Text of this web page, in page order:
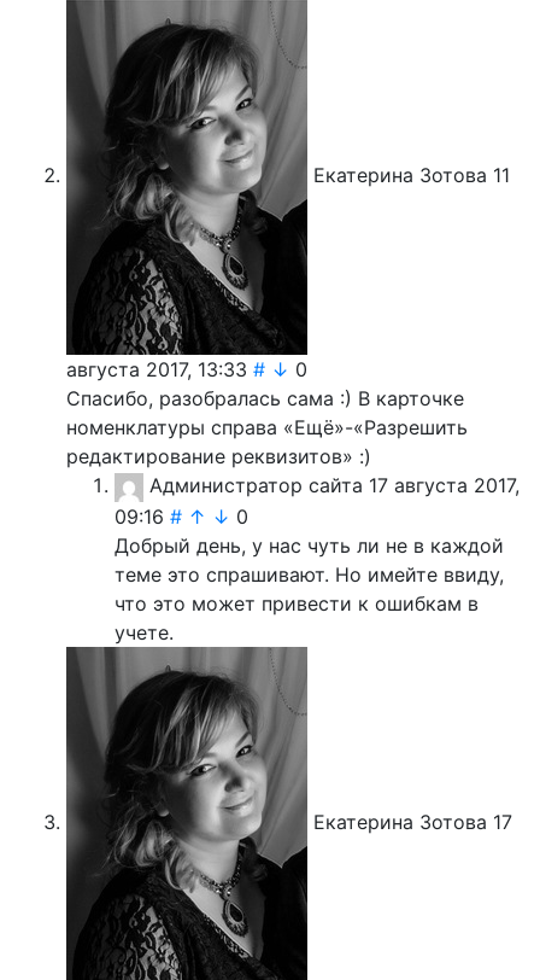
Екатерина Зотова 11
августа 2017, 13:33 # ↓ 0
Спасибо, разобралась сама :) В карточке
номенклатуры справа «Ещё»-«Разрешить
редактирование реквизитов» :)
Администратор сайта 17 августа 2017,
09:16 # ↑ ↓ 0
Добрый день, у нас чуть ли не в каждой
теме это спрашивают. Но имейте ввиду,
что это может привести к ошибкам в
учете.
Екатерина Зотова 17